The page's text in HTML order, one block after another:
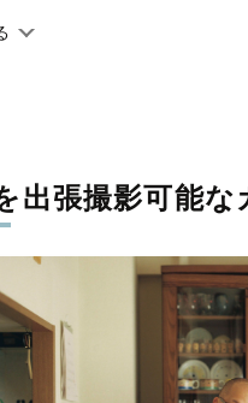
出会えます。まずは、ラブ
出張撮影可能な